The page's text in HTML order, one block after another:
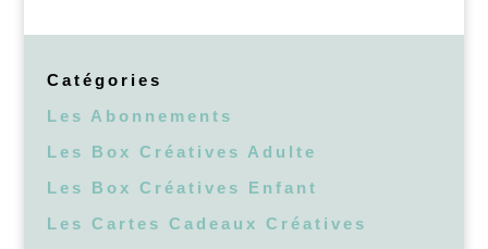
Catégories
Les Abonnements
Les Box Créatives Adulte
Les Box Créatives Enfant
Les Cartes Cadeaux Créatives